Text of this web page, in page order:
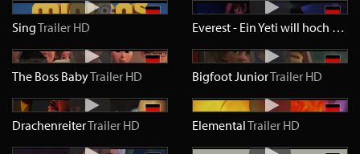
SingTrailer HD Everest - Ein Yeti will hoch hinaus
The Boss BabyTrailer HD Bigfoot JuniorTrailer HD
DrachenreiterTrailer HD ElementalTrailer HD